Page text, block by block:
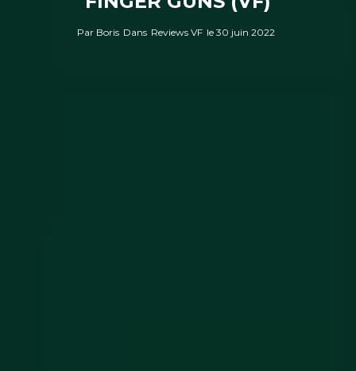
Par Boris Dans Reviews VF le 30 juin 2022